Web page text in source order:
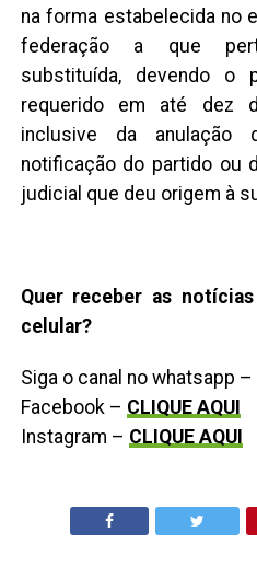
na forma estabelecida no
federação a que
substituída, devendo o
requerido em até dez
inclusive da anulação
notificação do partido ou
judicial que deu origem à
Quer receber as
celular?
Siga o canal no whatsapp –
Facebook – CLIQUE AQUI
Instagram – CLIQUE AQUI